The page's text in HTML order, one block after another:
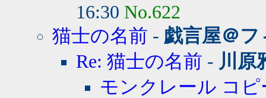
16:30 No.622
猫士の名前 - 戯言屋＠
Re: 猫士の名前 - 川原
モンクレール コ